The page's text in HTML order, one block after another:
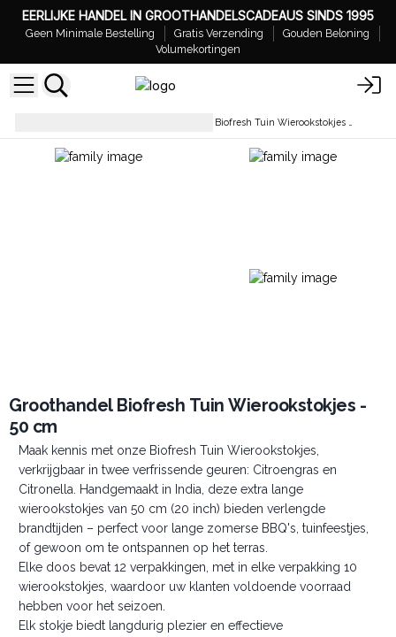
EERLIJKE HANDEL IN GROOTHANDELSCADEAUS SINDS 1995
Geen Minimale Bestelling Gratis Verzending
Gouden Beloning
Volumekortingen
Groothandel Biofresh Tuin Wierookstokjes - 50 cm
Groothandel Biofresh Tuin Wierookstokjes -
50 cm
Maak kennis met onze Biofresh Tuin Wierookstokjes,
verkrijgbaar in twee verfrissende geuren: Citroengras en
Citronella. Handgemaakt in India, deze extra lange
wierookstokjes van 50 cm (20 inch) bieden verlengde
brandtijden – perfect voor lange zomerse BBQ's, tuinfeestjes,
of gewoon om te ontspannen op het terras.
Elke doos bevat 12 verpakkingen, met in elke verpakking 10
wierookstokjes, waardoor uw klanten voldoende voorraad
hebben voor het seizoen.
Elk stokje biedt langdurig plezier en effectieve